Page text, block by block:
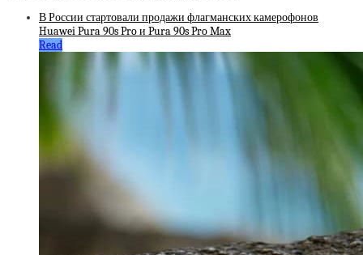
В России стартовали продажи флагманских камерофонов
Huawei Pura 90s Pro и Pura 90s Pro Max
Read